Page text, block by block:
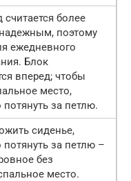
более
поэтому
ежедневного
Блок
вперед; чтобы
место,
за петлю.
сиденье,
за петлю –
без
место.